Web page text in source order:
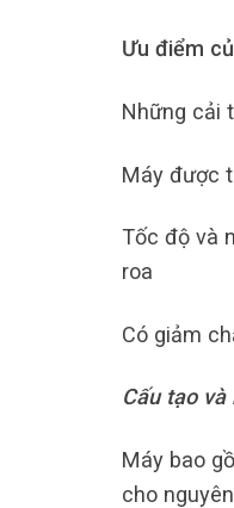
Ưu điểm
Những cải
Máy được
Tốc độ và
roa
Có giảm
Cấu tạo
Máy bao
cho